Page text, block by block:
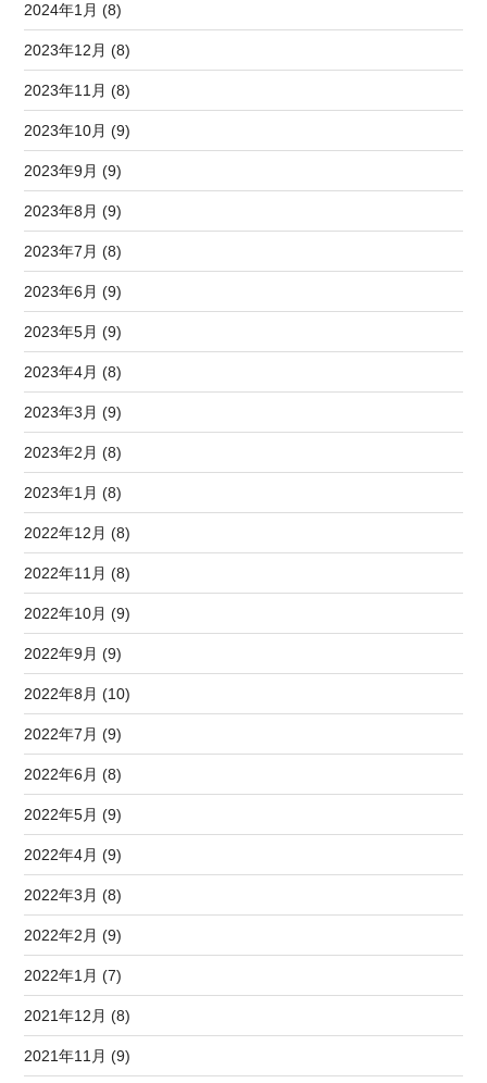
2024年1月 (8)
2023年12月 (8)
2023年11月 (8)
2023年10月 (9)
2023年9月 (9)
2023年8月 (9)
2023年7月 (8)
2023年6月 (9)
2023年5月 (9)
2023年4月 (8)
2023年3月 (9)
2023年2月 (8)
2023年1月 (8)
2022年12月 (8)
2022年11月 (8)
2022年10月 (9)
2022年9月 (9)
2022年8月 (10)
2022年7月 (9)
2022年6月 (8)
2022年5月 (9)
2022年4月 (9)
2022年3月 (8)
2022年2月 (9)
2022年1月 (7)
2021年12月 (8)
2021年11月 (9)